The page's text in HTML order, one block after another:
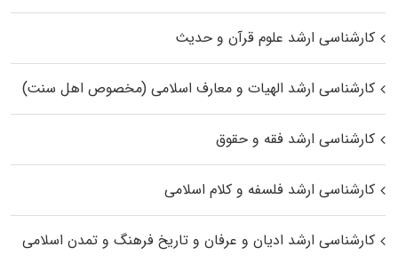
کارشناسی ارشد علوم قرآن و حدیث
کارشناسی ارشد الهیات و معارف اسلامی (مخصوص اهل سنت)
کارشناسی ارشد فقه و حقوق
کارشناسی ارشد فلسفه و کلام اسلامی
کارشناسی ارشد ادیان و عرفان و تاریخ فرهنگ و تمدن اسلامی